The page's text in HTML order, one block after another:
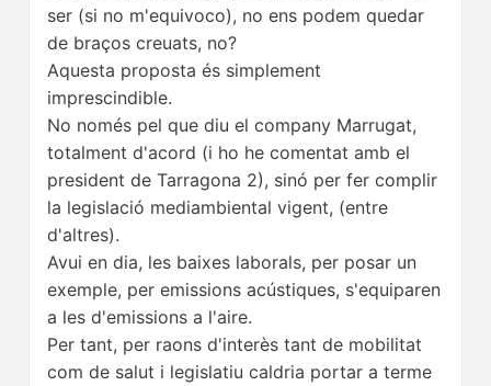
ser (si no m'equivoco), no ens podem quedar
de braços creuats, no?
Aquesta proposta és simplement
imprescindible.
No només pel que diu el company Marrugat,
totalment d'acord (i ho he comentat amb el
president de Tarragona 2), sinó per fer complir
la legislació mediambiental vigent, (entre
d'altres).
Avui en dia, les baixes laborals, per posar un
exemple, per emissions acústiques, s'equiparen
a les d'emissions a l'aire.
Per tant, per raons d'interès tant de mobilitat
com de salut i legislatiu caldria portar a terme